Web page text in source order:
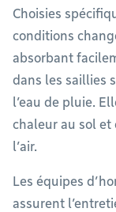
Choisies
conditions
absorbant
dans les saillies
l’eau de pluie.
chaleur au sol
l’air.
Les équipes
assurent